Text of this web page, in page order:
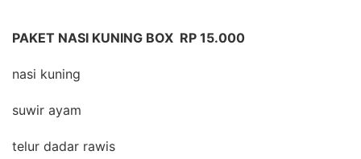
PAKET NASI KUNING BOX RP 15.000
nasi kuning
suwir ayam
telur dadar rawis